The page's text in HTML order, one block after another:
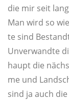
die mir seit
Man wird so
te sind
Unver­wand­te
haupt die
me und
sind ja auch